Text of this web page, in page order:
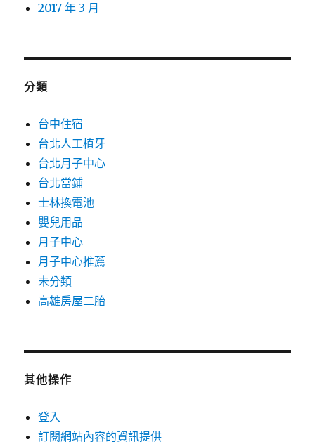
2017 年 3 月
分類
台中住宿
台北人工植牙
台北月子中心
台北當鋪
士林換電池
嬰兒用品
月子中心
月子中心推薦
未分類
高雄房屋二胎
其他操作
登入
訂閱網站內容的資訊提供